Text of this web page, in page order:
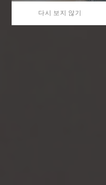
다시 보지 않기